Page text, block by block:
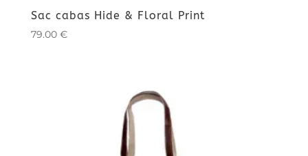
Sac cabas Hide & Floral Print
79.00 €